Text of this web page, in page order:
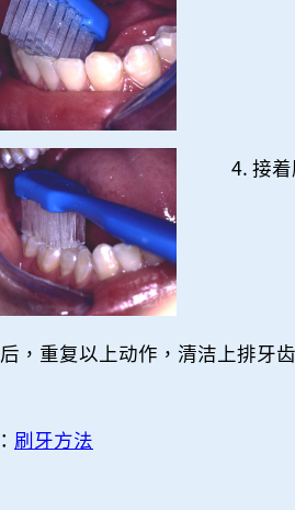
接
，重复以上动作，清洁上排牙
刷牙方法